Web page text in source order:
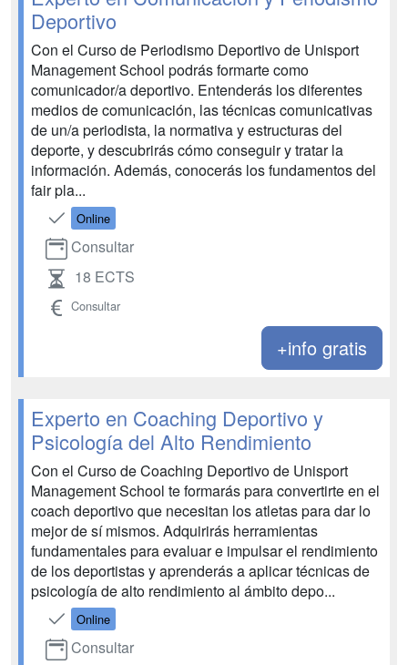
Deportivo
Con el Curso de Periodismo Deportivo de Unisport
Management School podrás formarte como
comunicador/a deportivo. Entenderás los diferentes
medios de comunicación, las técnicas comunicativas
de un/a periodista, la normativa y estructuras del
deporte, y descubrirás cómo conseguir y tratar la
información. Además, conocerás los fundamentos del
fair pla...
Online
Consultar
18 ECTS
Consultar
+info gratis
Experto en Coaching Deportivo y
Psicología del Alto Rendimiento
Con el Curso de Coaching Deportivo de Unisport
Management School te formarás para convertirte en el
coach deportivo que necesitan los atletas para dar lo
mejor de sí mismos. Adquirirás herramientas
fundamentales para evaluar e impulsar el rendimiento
de los deportistas y aprenderás a aplicar técnicas de
psicología de alto rendimiento al ámbito depo...
Online
Consultar